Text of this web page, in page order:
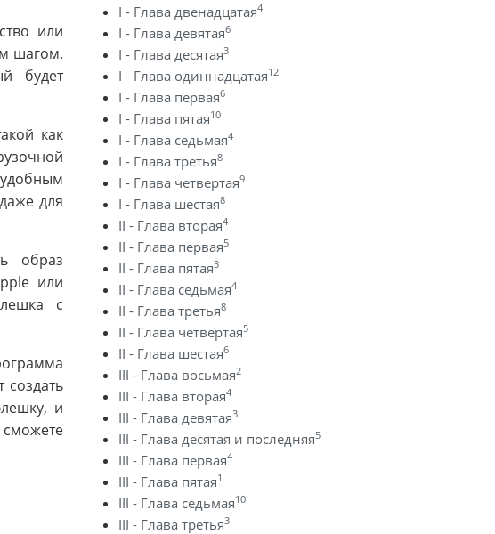
или
шагом.
будет
как
для
образ
или
с
и
I - Глава двенадцатая4
I - Глава девятая6
I - Глава десятая3
I - Глава одиннадцатая12
I - Глава первая6
I - Глава пятая10
I - Глава седьмая4
I - Глава третья8
I - Глава четвертая9
I - Глава шестая8
II - Глава вторая4
II - Глава первая5
II - Глава пятая3
II - Глава седьмая4
II - Глава третья8
II - Глава четвертая5
II - Глава шестая6
III - Глава восьмая2
III - Глава вторая4
III - Глава девятая3
III - Глава десятая и последняя5
III - Глава первая4
III - Глава пятая1
III - Глава седьмая10
III - Глава третья3